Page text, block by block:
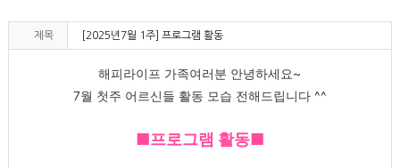
제목 [2025년7월 1주] 프로그램 활동
해피라이프 가족여러분 안녕하세요~
7월 첫주 어르신들 활동 모습 전해드립니다 ^^
■프로그램 활동■